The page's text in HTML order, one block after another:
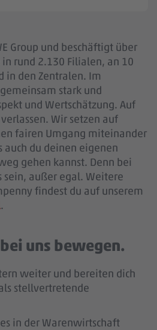
Group und beschäftigt über
rund 2.130 Filialen, an 10
in den Zentralen. Im
stark und
und Wertschätzung. Auf
Wir setzen auf
fairen Umgang miteinander
auch du deinen eigenen
gehen kannst. Denn bei
sein, außer egal. Weitere
findest du auf unserem
.
uns bewegen.
weiter und bereiten dich
stellvertretende
in der Warenwirtschaft